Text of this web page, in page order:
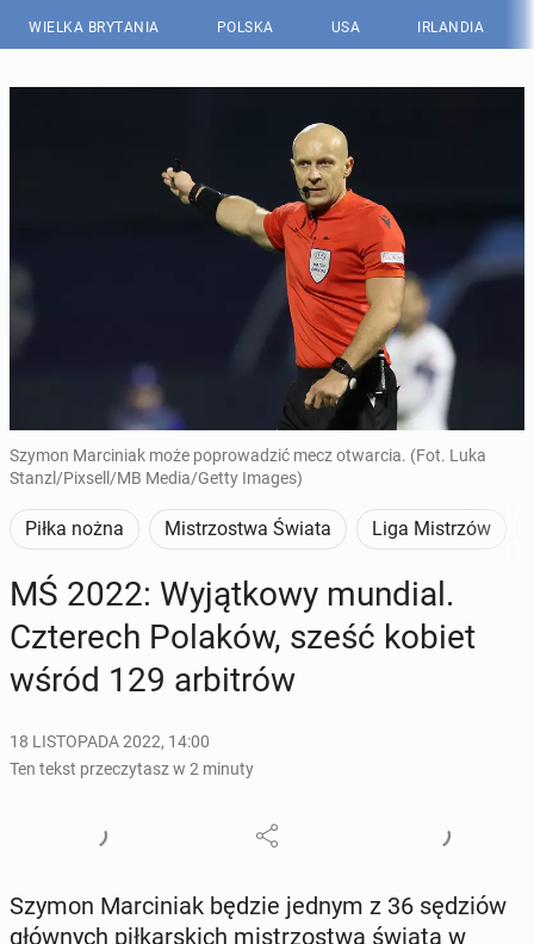
WIELKA BRYTANIA POLSKA USA IRLANDIA
Szymon Marciniak może poprowadzić mecz otwarcia. (Fot. Luka
Stanzl/Pixsell/MB Media/Getty Images)
Piłka nożna Mistrzostwa Świata Liga Mistrzów
MŚ 2022: Wy­jąt­ko­wy mundial.
Czte­rech Polaków, sześć kobiet
wśród 129 ar­bi­trów
18 LISTOPADA 2022, 14:00
Ten tekst przeczytasz w 2 minuty
Szymon Mar­ci­niak będzie jednym z 36 sędziów
głów­nych pił­kar­skich mi­strzo­stwa świata w